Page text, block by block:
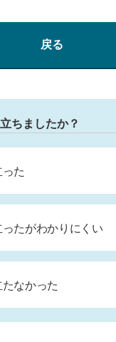
戻る
ちましたか？
た
たがわかりにくい
なかった